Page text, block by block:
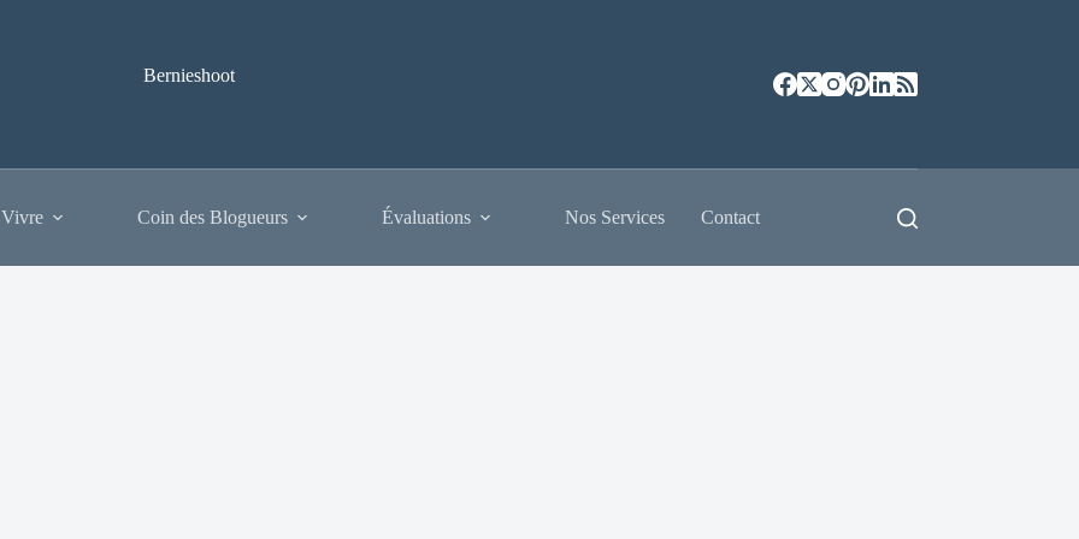
Bernieshoot
Coin des Blogueurs Évaluations Nos Services Contact